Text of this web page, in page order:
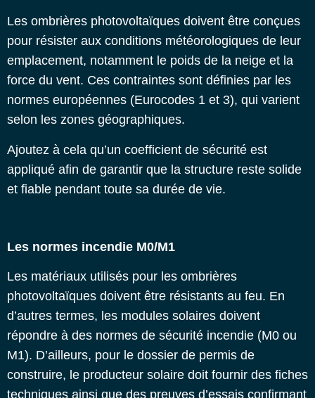
Les ombrières photovoltaïques doivent être conçues
pour résister aux conditions météorologiques de leur
emplacement, notamment le poids de la neige et la
force du vent. Ces contraintes sont définies par les
normes européennes (Eurocodes 1 et 3), qui varient
selon les zones géographiques.
Ajoutez à cela qu’un coefficient de sécurité est
appliqué afin de garantir que la structure reste solide
et fiable pendant toute sa durée de vie.
Les normes incendie M0/M1
Les matériaux utilisés pour les ombrières
photovoltaïques doivent être résistants au feu. En
d’autres termes, les modules solaires doivent
répondre à des normes de sécurité incendie (M0 ou
M1). D’ailleurs, pour le dossier de permis de
construire, le producteur solaire doit fournir des fiches
techniques ainsi que des preuves d’essais confirmant